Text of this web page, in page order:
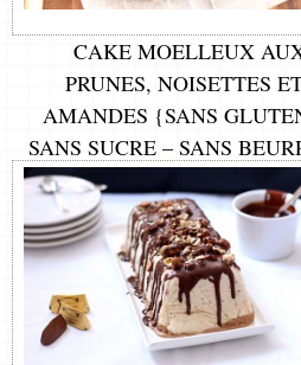
CAKE MOELLEUX
PRUNES, NOISETTES
AMANDES {SANS
SANS SUCRE – SANS